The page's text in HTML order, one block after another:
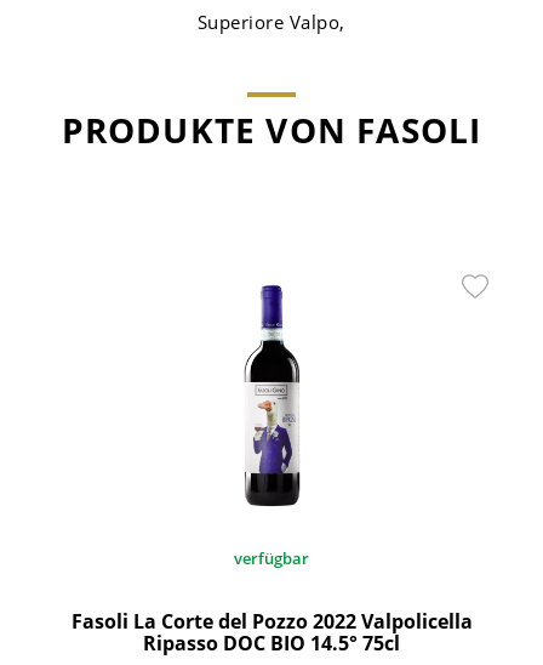
Superiore Valpo,
PRODUKTE VON FASOLI
verfügbar
Fasoli La Corte del Pozzo 2022 Valpolicella
Ripasso DOC BIO 14.5° 75cl